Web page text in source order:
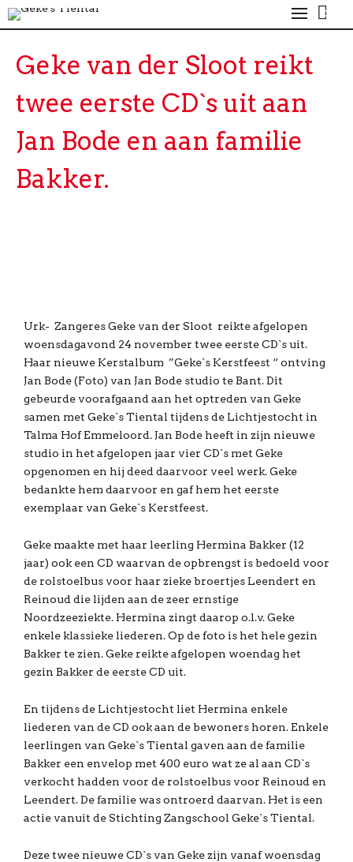
0
Geke van der Sloot reikt
twee eerste CD`s uit aan
Jan Bode en aan familie
Bakker.
Urk- Zangeres Geke van der Sloot reikte afgelopen
woensdagavond 24 november twee eerste CD`s uit.
Haar nieuwe Kerstalbum ”Geke`s Kerstfeest “ ontving
Jan Bode (Foto) van Jan Bode studio te Bant. Dit
gebeurde voorafgaand aan het optreden van Geke
samen met Geke`s Tiental tijdens de Lichtjestocht in
Talma Hof Emmeloord. Jan Bode heeft in zijn nieuwe
studio in het afgelopen jaar vier CD`s met Geke
opgenomen en hij deed daarvoor veel werk. Geke
bedankte hem daarvoor en gaf hem het eerste
exemplaar van Geke`s Kerstfeest.
Geke maakte met haar leerling Hermina Bakker (12
jaar) ook een CD waarvan de opbrengst is bedoeld voor
de rolstoelbus voor haar zieke broertjes Leendert en
Reinoud die lijden aan de zeer ernstige
Noordzeeziekte. Hermina zingt daarop o.l.v. Geke
enkele klassieke liederen. Op de foto is het hele gezin
Bakker te zien. Geke reikte afgelopen woendag het
gezin Bakker de eerste CD uit.
En tijdens de Lichtjestocht liet Hermina enkele
liederen van de CD ook aan de bewoners horen. Enkele
leerlingen van Geke`s Tiental gaven aan de familie
Bakker een envelop met 400 euro wat ze al aan CD`s
verkocht hadden voor de rolstoelbus voor Reinoud en
Leendert. De familie was ontroerd daarvan. Het is een
actie vanuit de Stichting Zangschool Geke`s Tiental.
Deze twee nieuwe CD`s van Geke zijn vanaf woensdag